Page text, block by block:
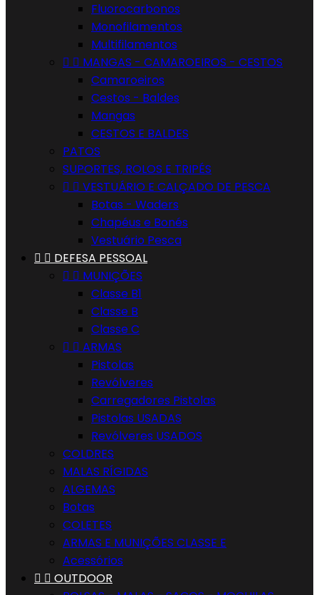
Fluorocarbonos
Monofilamentos
Multifilamentos
  MANGAS - CAMAROEIROS - CESTOS
Camaroeiros
Cestos - Baldes
Mangas
CESTOS E BALDES
PATOS
SUPORTES, ROLOS E TRIPÉS
  VESTUÁRIO E CALÇADO DE PESCA
Botas - Waders
Chapéus e Bonés
Vestuário Pesca
  DEFESA PESSOAL
  MUNIÇÕES
Classe B1
Classe B
Classe C
  ARMAS
Pistolas
Revólveres
Carregadores Pistolas
Pistolas USADAS
Revólveres USADOS
COLDRES
MALAS RÍGIDAS
ALGEMAS
Botas
COLETES
ARMAS E MUNIÇÕES CLASSE E
Acessórios
  OUTDOOR